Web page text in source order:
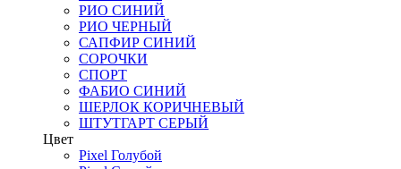
РИО СИНИЙ
РИО ЧЕРНЫЙ
САПФИР СИНИЙ
СОРОЧКИ
СПОРТ
ФАБИО СИНИЙ
ШЕРЛОК КОРИЧНЕВЫЙ
ШТУТГАРТ СЕРЫЙ
Цвет
Pixel Голубой